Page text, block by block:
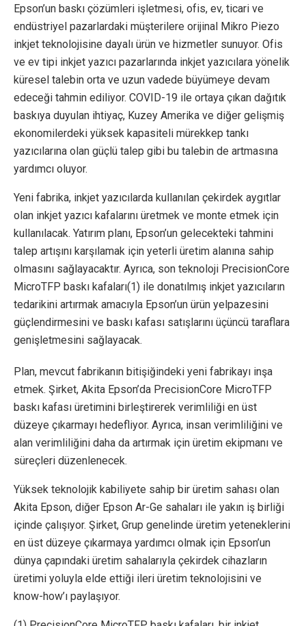
Epson’un baskı çözümleri işletmesi, ofis, ev, ticari ve
endüstriyel pazarlardaki müşterilere orijinal Mikro Piezo
inkjet teknolojisine dayalı ürün ve hizmetler sunuyor. Ofis
ve ev tipi inkjet yazıcı pazarlarında inkjet yazıcılara yönelik
küresel talebin orta ve uzun vadede büyümeye devam
edeceği tahmin ediliyor. COVID-19 ile ortaya çıkan dağıtık
baskıya duyulan ihtiyaç, Kuzey Amerika ve diğer gelişmiş
ekonomilerdeki yüksek kapasiteli mürekkep tankı
yazıcılarına olan güçlü talep gibi bu talebin de artmasına
yardımcı oluyor.
Yeni fabrika, inkjet yazıcılarda kullanılan çekirdek aygıtlar
olan inkjet yazıcı kafalarını üretmek ve monte etmek için
kullanılacak. Yatırım planı, Epson’un gelecekteki tahmini
talep artışını karşılamak için yeterli üretim alanına sahip
olmasını sağlayacaktır. Ayrıca, son teknoloji PrecisionCore
MicroTFP baskı kafaları(1) ile donatılmış inkjet yazıcıların
tedarikini artırmak amacıyla Epson’un ürün yelpazesini
güçlendirmesini ve baskı kafası satışlarını üçüncü taraflara
genişletmesini sağlayacak.
Plan, mevcut fabrikanın bitişiğindeki yeni fabrikayı inşa
etmek. Şirket, Akita Epson’da PrecisionCore MicroTFP
baskı kafası üretimini birleştirerek verimliliği en üst
düzeye çıkarmayı hedefliyor. Ayrıca, insan verimliliğini ve
alan verimliliğini daha da artırmak için üretim ekipmanı ve
süreçleri düzenlenecek.
Yüksek teknolojik kabiliyete sahip bir üretim sahası olan
Akita Epson, diğer Epson Ar-Ge sahaları ile yakın iş birliği
içinde çalışıyor. Şirket, Grup genelinde üretim yeteneklerini
en üst düzeye çıkarmaya yardımcı olmak için Epson’un
dünya çapındaki üretim sahalarıyla çekirdek cihazların
üretimi yoluyla elde ettiği ileri üretim teknolojisini ve
know-how’ı paylaşıyor.